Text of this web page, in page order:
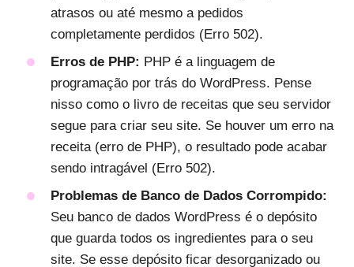
atrasos ou até mesmo a pedidos
completamente perdidos (Erro 502).
Erros de PHP: PHP é a linguagem de
programação por trás do WordPress. Pense
nisso como o livro de receitas que seu servidor
segue para criar seu site. Se houver um erro na
receita (erro de PHP), o resultado pode acabar
sendo intragável (Erro 502).
Problemas de Banco de Dados Corrompido:
Seu banco de dados WordPress é o depósito
que guarda todos os ingredientes para o seu
site. Se esse depósito ficar desorganizado ou